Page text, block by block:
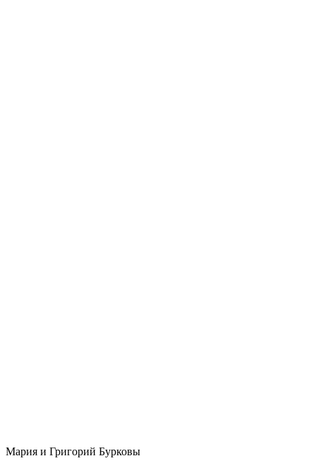
Мария и Григорий Бурковы